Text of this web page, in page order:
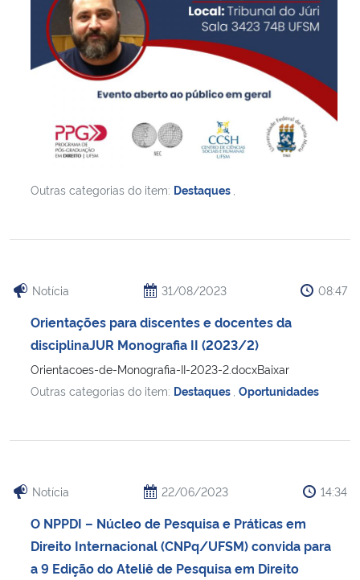
Outras categorias do item: Destaques
Notícia 31/08/2023 08:47
Orientações para discentes e docentes da
disciplinaJUR Monografia II (2023/2)
Orientacoes-de-Monografia-II-2023-2.docxBaixar
Outras categorias do item: Destaques Oportunidades
Notícia 22/06/2023 14:34
O NPPDI – Núcleo de Pesquisa e Práticas em
Direito Internacional (CNPq/UFSM) convida para
a 9 Edição do Ateliê de Pesquisa em Direito